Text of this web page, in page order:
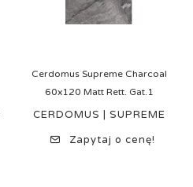
Cerdomus Supreme Charcoal
60x120 Matt Rett. Gat.1
CERDOMUS | SUPREME
Zapytaj o cenę!